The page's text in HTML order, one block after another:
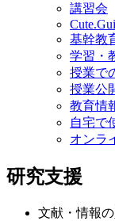
講習会
基幹教
学習・
授業で
授業公
教育情
自宅で
オンラ
研究支援
文献・情報